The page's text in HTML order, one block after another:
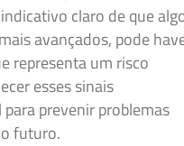
claro de que
avançados, pode
representa um risco
esses sinais
prevenir problemas
futuro.